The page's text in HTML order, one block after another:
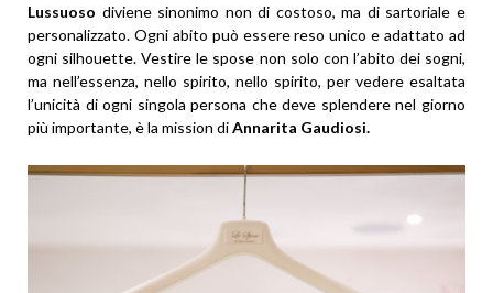
Lussuoso diviene sinonimo non di costoso, ma di sartoriale e
personalizzato. Ogni abito può essere reso unico e adattato ad
ogni silhouette. Vestire le spose non solo con l’abito dei sogni,
ma nell’essenza, nello spirito, nello spirito, per vedere esaltata
l’unicità di ogni singola persona che deve splendere nel giorno
più importante, è la mission diAnnarita Gaudiosi.